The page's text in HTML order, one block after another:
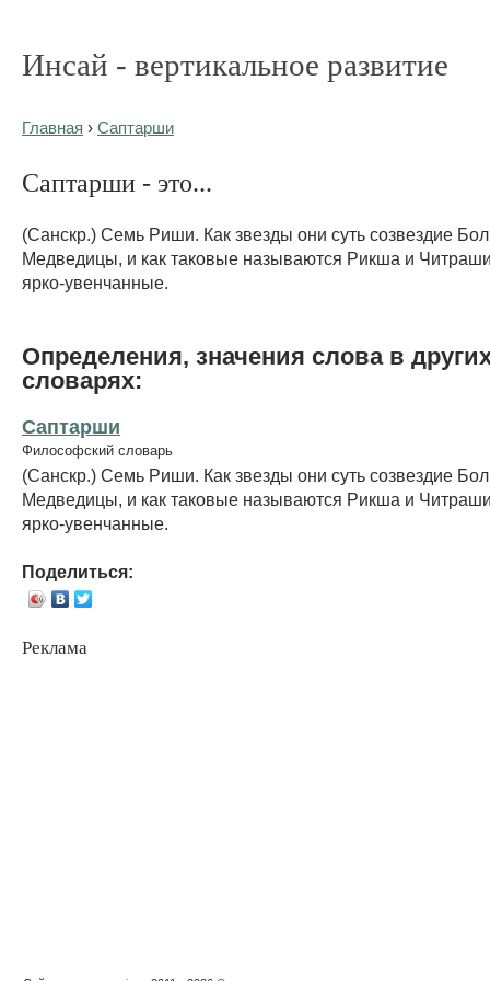
Инсай - вертикальное развитие
Главная › Саптарши
Саптарши - это...
(Санскр.) Семь Риши. Как звезды они суть созвездие
Медведицы, и как таковые называются Рикша и
ярко-увенчанные.
Определения, значения слова в
словарях:
Саптарши
Философский словарь
(Санскр.) Семь Риши. Как звезды они суть созвездие
Медведицы, и как таковые называются Рикша и
ярко-увенчанные.
Поделиться:
Реклама